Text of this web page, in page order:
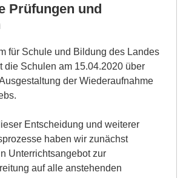
Prüfungen und
für Schule und Bildung des Landes
die Schulen am 15.04.2020 über
der Wiederaufnahme
.
ieser Entscheidung und weiterer
haben wir zunächst
Unterrichtsangebot zur
auf alle anstehenden